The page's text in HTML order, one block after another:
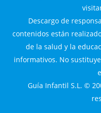
Descargo de
contenidos están
de la salud y la
informativos. No
Guía Infantil S.L. ©